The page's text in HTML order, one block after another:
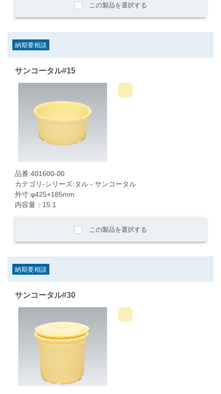
この製品を選択する
納期要相談
サンコータル#15
品番:401600-00
カテゴリ-シリーズ:タル - サンコータル
外寸:φ425×185mm
内容量：15.1
この製品を選択する
納期要相談
サンコータル#30